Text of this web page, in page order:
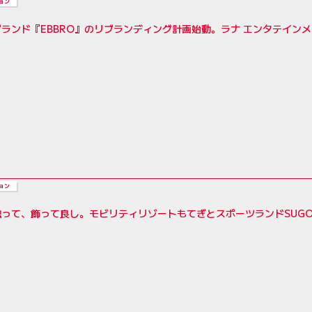
ンド『EBBRO』のリブランディング計画始動。ラナ エンタテイン
ン
て、飾って良し。モビリティリゾートもてぎとスポーツランド